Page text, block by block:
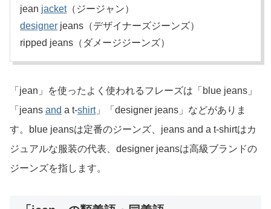
jean jacket（ジージャン）
designer jeans（デザイナーズジーンズ）
ripped jeans（ダメージジーンズ）
「jean」を使ったよく使われるフレーズは「blue jeans」
「jeans and a t-shirt」「designer jeans」などがありま
す。blue jeansは定番のジーンズ、jeans and a t-shirtはカ
ジュアルな服装の代表、designer jeansは高級ブランドの
ジーンズを指します。